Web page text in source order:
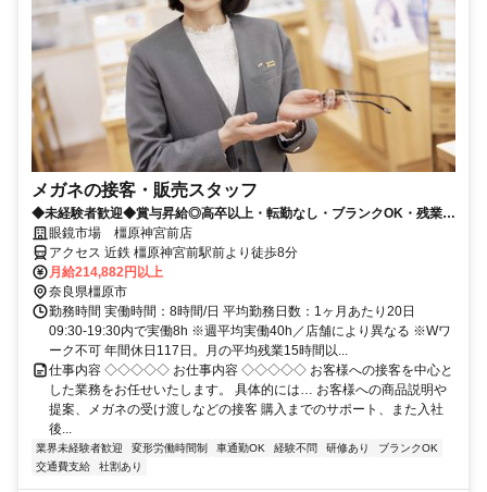
メガネの接客・販売スタッフ
◆未経験者歓迎◆賞与昇給◎高卒以上・転勤なし・ブランクOK・残業少
なめ・業界No1！
眼鏡市場 橿原神宮前店
アクセス 近鉄 橿原神宮前駅前より徒歩8分
月給214,882円以上
奈良県橿原市
勤務時間 実働時間：8時間/日 平均勤務日数：1ヶ月あたり20日
09:30-19:30内で実働8h ※週平均実働40h／店舗により異なる ※Wワ
ーク不可 年間休日117日。月の平均残業15時間以...
仕事内容 ◇◇◇◇◇ お仕事内容 ◇◇◇◇◇ お客様への接客を中心と
した業務をお任せいたします。 具体的には… お客様への商品説明や
提案、メガネの受け渡しなどの接客 購入までのサポート、また入社
後...
業界未経験者歓迎 変形労働時間制 車通勤OK 経験不問 研修あり
ブランクOK
交通費支給
社割あり